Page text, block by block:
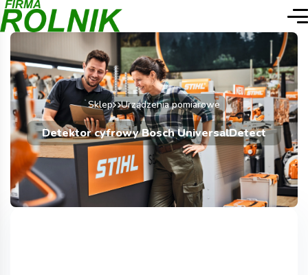
Sklep Urządzenia pomiarowe
Detektor cyfrowy Bosch UniversalDetect